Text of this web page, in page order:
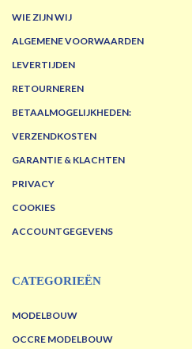
WIE ZIJN WIJ
ALGEMENE VOORWAARDEN
LEVERTIJDEN
RETOURNEREN
BETAALMOGELIJKHEDEN:
VERZENDKOSTEN
GARANTIE & KLACHTEN
PRIVACY
COOKIES
ACCOUNTGEGEVENS
CATEGORIEËN
MODELBOUW
OCCRE MODELBOUW